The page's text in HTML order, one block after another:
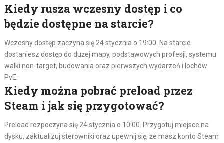
Kiedy rusza wczesny dostęp i co
będzie dostępne na starcie?
Wczesny dostęp zaczyna się 24 stycznia o 19:00. Na starcie
dostaniesz dostęp do dużej mapy, podstawowych profesji, systemu
walki non-target, budowania oraz pierwszych wydarzeń i lochów
PvE.
Kiedy można pobrać preload przez
Steam i jak się przygotować?
Preload rozpoczyna się 24 stycznia o 10:00. Przygotuj miejsce na
dysku, zaktualizuj sterowniki oraz upewnij się, że masz konto Steam